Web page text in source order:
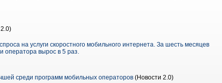
на услуги скоростного мобильного интернета. За шесть месяцев
оператора вырос в 5 раз.
среди программ мобильных операторов (Новости 2.0)